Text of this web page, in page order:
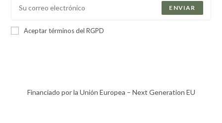
ENVIAR
Aceptar términos del RGPD
Financiado por la Unión Europea – Next Generation EU​